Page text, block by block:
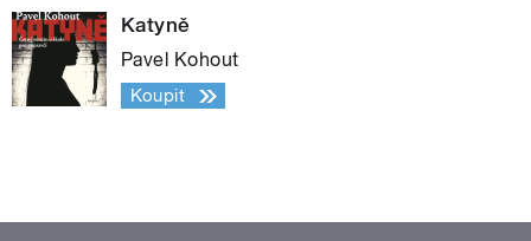
Katyně
Pavel Kohout
Koupit